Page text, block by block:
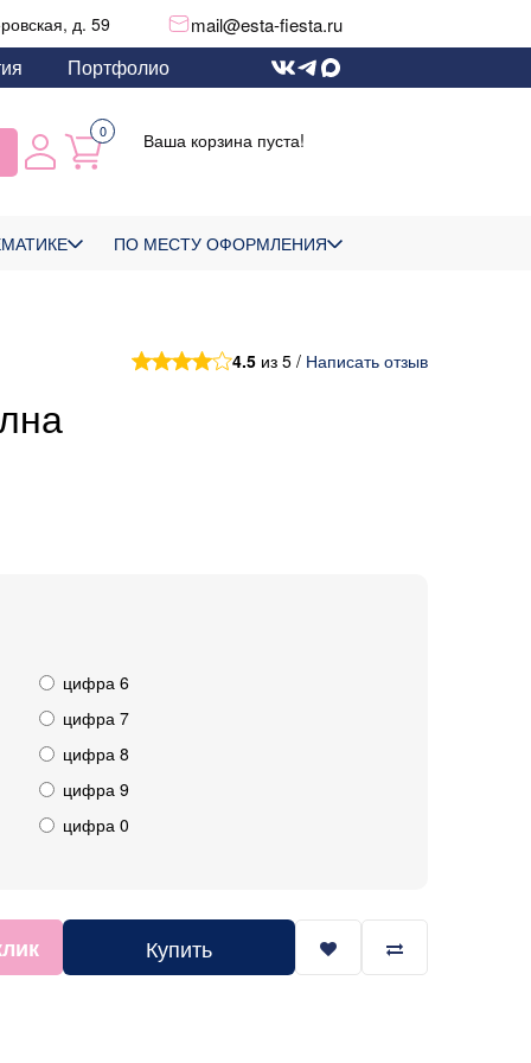
д. 59 mail@esta-fiesta.ru
Портфолио
0 Ваша корзина пуста!
ПО МЕСТУ ОФОРМЛЕНИЯ
4.5 из 5 / Написать отзыв
цифра 6
цифра 7
цифра 8
цифра 9
цифра 0
Купить